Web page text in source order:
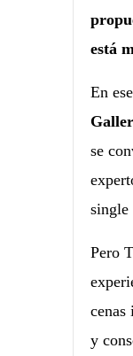
está
En
se
single
Pero
cenas
y